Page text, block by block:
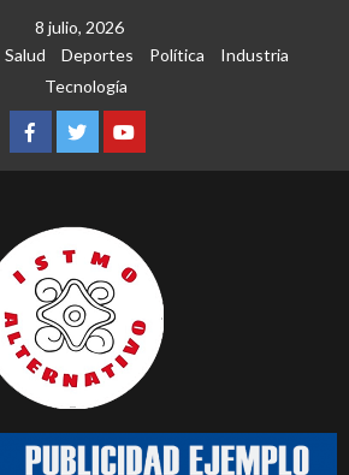
8 julio, 2026
Salud Deportes Política
Industria
Tecnología
Facebook
TwitterYoutube